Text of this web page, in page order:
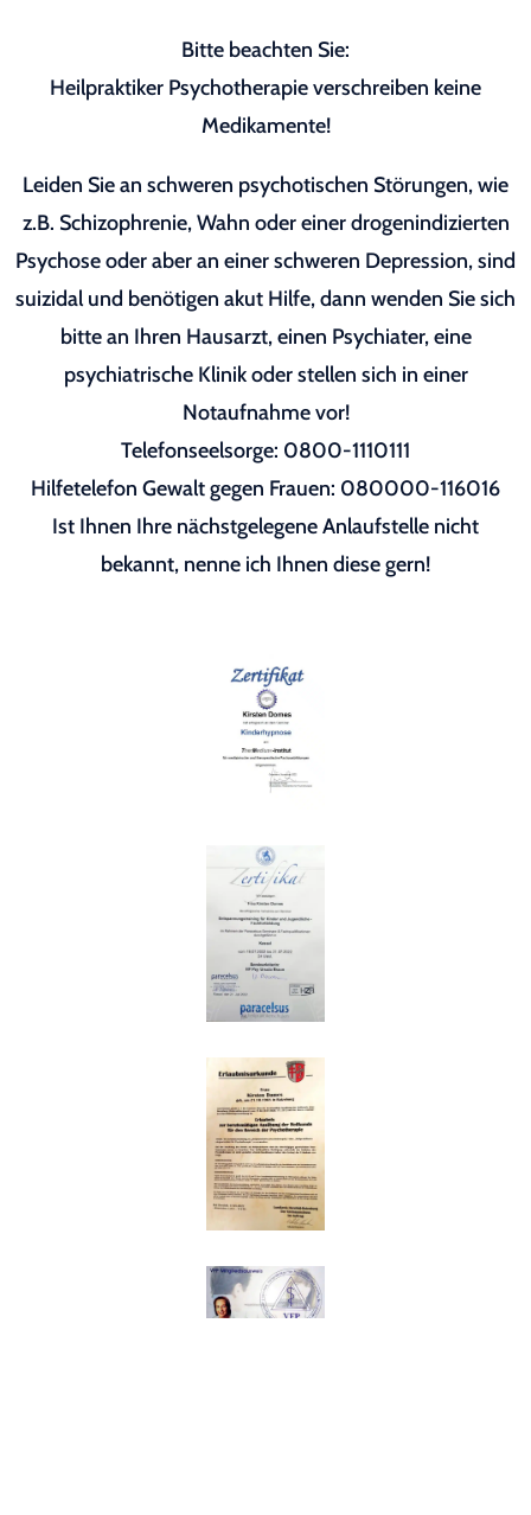
Bitte beachten Sie:
Heilpraktiker Psychotherapie verschreiben keine
Medikamente!
Leiden Sie an schweren psychotischen Störungen, wie
z.B. Schizophrenie, Wahn oder einer drogenindizierten
Psychose oder aber an einer schweren Depression, sind
suizidal und benötigen akut Hilfe, dann wenden Sie sich
bitte an Ihren Hausarzt, einen Psychiater, eine
psychiatrische Klinik oder stellen sich in einer
Notaufnahme vor!
Telefonseelsorge: 0800-1110111
Hilfetelefon Gewalt gegen Frauen: 080000-116016
Ist Ihnen Ihre nächstgelegene Anlaufstelle nicht
bekannt, nenne ich Ihnen diese gern!